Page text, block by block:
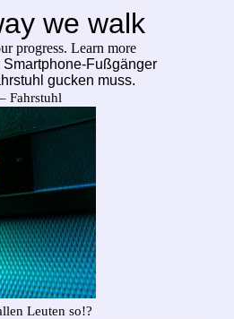
we walk
progress. Learn more
Smartphone-Fußgänger
gucken muss.
Fahrstuhl
Leuten so!?